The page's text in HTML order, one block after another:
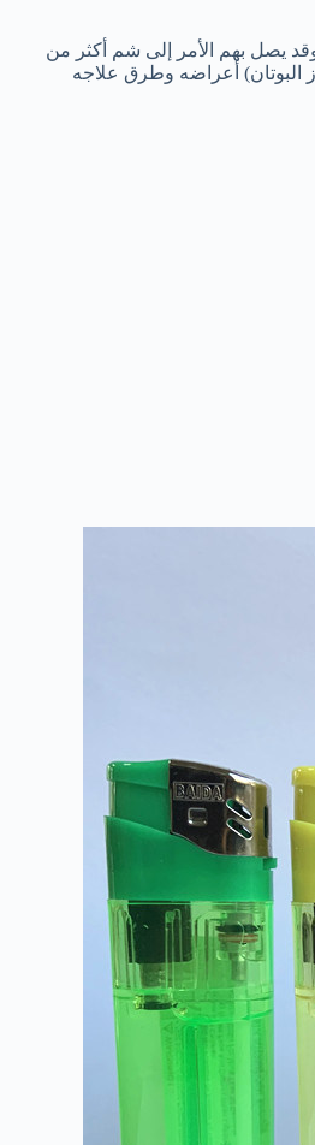
وقد يصل بهم الأمر إلى شم أكثر من
البوتان) أعراضه وطرق علاجه